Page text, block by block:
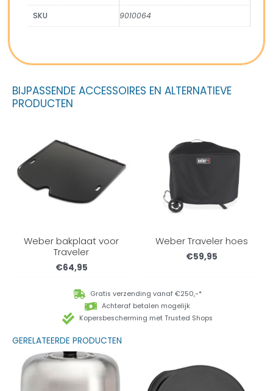
SKU 9010064
BIJPASSENDE ACCESSOIRES EN ALTERNATIEVE
PRODUCTEN
Weber bakplaat voor
Traveler
€64,95
Weber Traveler hoes
€59,95
Gratis verzending vanaf €250,-*
Achteraf betalen mogelijk
Kopersbescherming met Trusted Shops
GERELATEERDE PRODUCTEN